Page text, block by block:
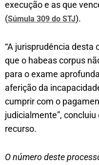
execução e as que
(Súmula 309 do STJ).
“A jurisprudência desta
que o habeas corpus
para o exame
aferição da
cumprir com o
judicialmente”,
recurso.
O número deste